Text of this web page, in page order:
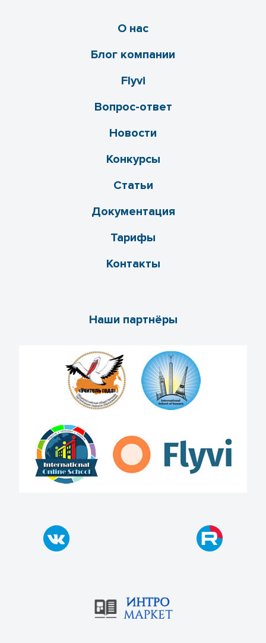
О нас
Блог компании
Flyvi
Вопрос-ответ
Новости
Конкурсы
Статьи
Документация
Тарифы
Контакты
Наши партнёры